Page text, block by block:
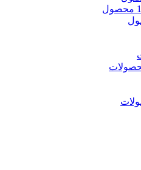
1 محصول